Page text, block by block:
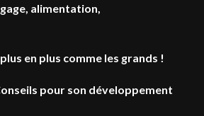
alimentation,
en plus comme les grands !
pour son développement